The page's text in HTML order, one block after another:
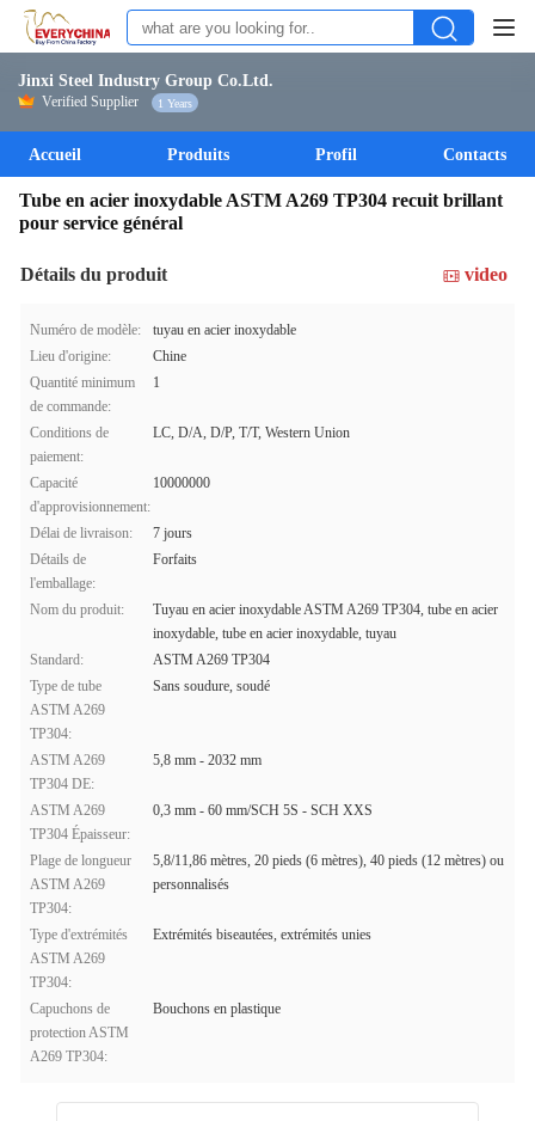
Jinxi Steel Industry Group Co.Ltd.
Verified Supplier 1 Years
Accueil Produits Profil Contacts
Tube en acier inoxydable ASTM A269 TP304 recuit brillant
pour service général
Détails du produit video
Numéro de modèle:
tuyau en acier inoxydable
Lieu d'origine:
Chine
Quantité minimum
de commande:
1
Conditions de
paiement:
LC, D/A, D/P, T/T, Western Union
Capacité
d'approvisionnement:
10000000
Délai de livraison:
7 jours
Détails de
l'emballage:
Forfaits
Nom du produit:
Tuyau en acier inoxydable ASTM A269 TP304, tube en acier
inoxydable, tube en acier inoxydable, tuyau
Standard:
ASTM A269 TP304
Type de tube
ASTM A269
TP304:
Sans soudure, soudé
ASTM A269
TP304 DE:
5,8 mm - 2032 mm
ASTM A269
TP304 Épaisseur:
0,3 mm - 60 mm/SCH 5S - SCH XXS
Plage de longueur
ASTM A269
TP304:
5,8/11,86 mètres, 20 pieds (6 mètres), 40 pieds (12 mètres) ou
personnalisés
Type d'extrémités
ASTM A269
TP304:
Extrémités biseautées, extrémités unies
Capuchons de
protection ASTM
A269 TP304:
Bouchons en plastique